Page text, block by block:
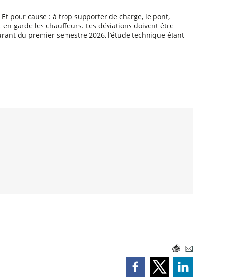
pour cause : à trop supporter de charge, le pont,
garde les chauffeurs. Les déviations doivent être
du premier semestre 2026, l’étude technique étant